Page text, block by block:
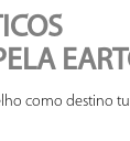
como destino